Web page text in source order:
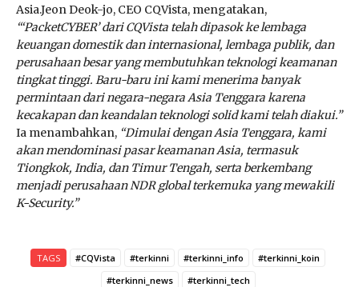
Asia.Jeon Deok-jo, CEO CQVista, mengatakan,
“‘PacketCYBER’ dari CQVista telah dipasok ke lembaga
keuangan domestik dan internasional, lembaga publik, dan
perusahaan besar yang membutuhkan teknologi keamanan
tingkat tinggi. Baru-baru ini kami menerima banyak
permintaan dari negara-negara Asia Tenggara karena
kecakapan dan keandalan teknologi solid kami telah diakui.”
Ia menambahkan, “Dimulai dengan Asia Tenggara, kami
akan mendominasi pasar keamanan Asia, termasuk
Tiongkok, India, dan Timur Tengah, serta berkembang
menjadi perusahaan NDR global terkemuka yang mewakili
K-Security.”
TAGS #CQVista #terkinni #terkinni_info
#terkinni_koin
#terkinni_news
#terkinni_tech